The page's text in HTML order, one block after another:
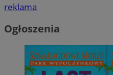
reklama
Ogłoszenia